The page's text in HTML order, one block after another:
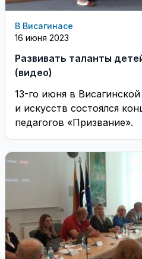
В Висагинасе
16 июня 2023
Развивать таланты
(видео)
13-го июня в
и искусств состоялся
педагогов «Призвание».